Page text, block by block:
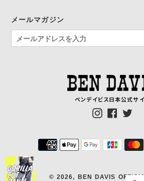
メールマガジン
ベンデイビス日本公式サ
InstagramFacebook
決
済
© 2026, BEN DAVIS